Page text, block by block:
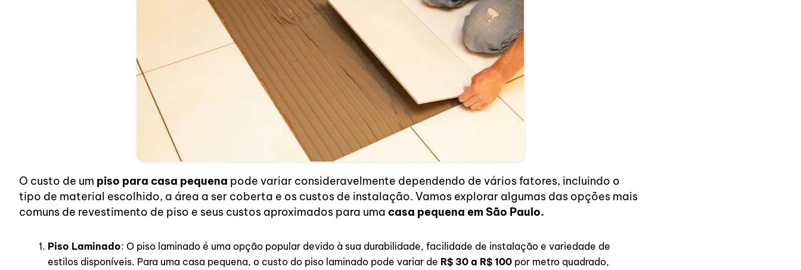
O custo de um piso para casa pequena pode variar consideravelmente dependendo de vários fatores, incluindo o
tipo de material escolhido, a área a ser coberta e os custos de instalação. Vamos explorar algumas das opções mais
comuns de revestimento de piso e seus custos aproximados para uma casa pequena em São Paulo.
Piso Laminado: O piso laminado é uma opção popular devido à sua durabilidade, facilidade de instalação e variedade de
estilos disponíveis. Para uma casa pequena, o custo do piso laminado pode variar de R$ 30 a R$ 100 por metro quadrado,